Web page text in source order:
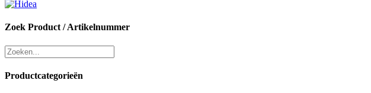
Zoek Product / Artikelnummer
Productcategorieën